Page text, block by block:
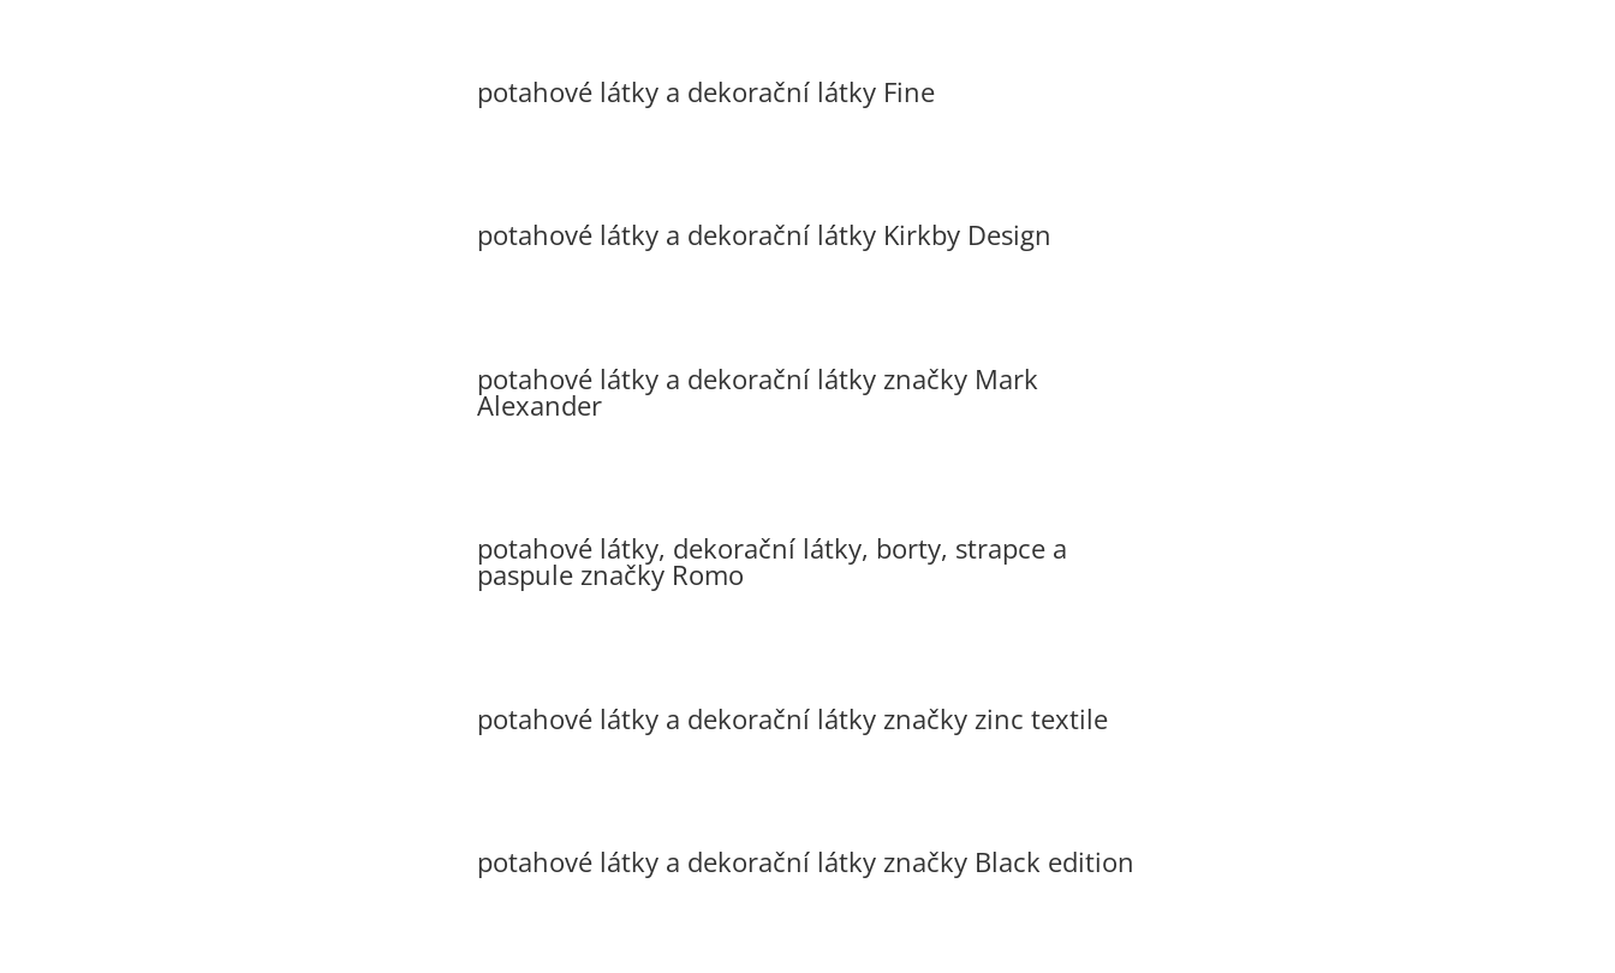
potahové látky a dekorační látky Fine
potahové látky a dekorační látky Kirkby Design
potahové látky a dekorační látky značky Mark
Alexander
potahové látky, dekorační látky, borty, strapce a
paspule značky Romo
potahové látky a dekorační látky značky zinc textile
potahové látky a dekorační látky značky Black edition